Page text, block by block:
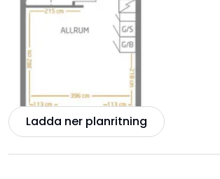
Ladda ner planritning